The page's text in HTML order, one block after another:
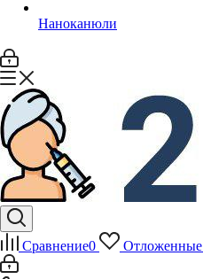
Наноканюли
Сравнение0 Отложенные